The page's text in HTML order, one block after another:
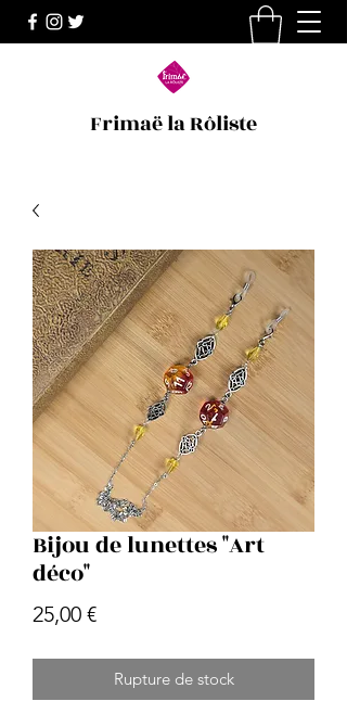
Frimaë la Rôliste
Bijou de lunettes "Art
déco"
25,00 €Prix
Rupture de stock